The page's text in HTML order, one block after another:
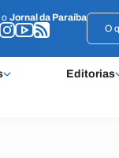
o Jornal da Paraíba
Editorias
o Jornal da Paraíba